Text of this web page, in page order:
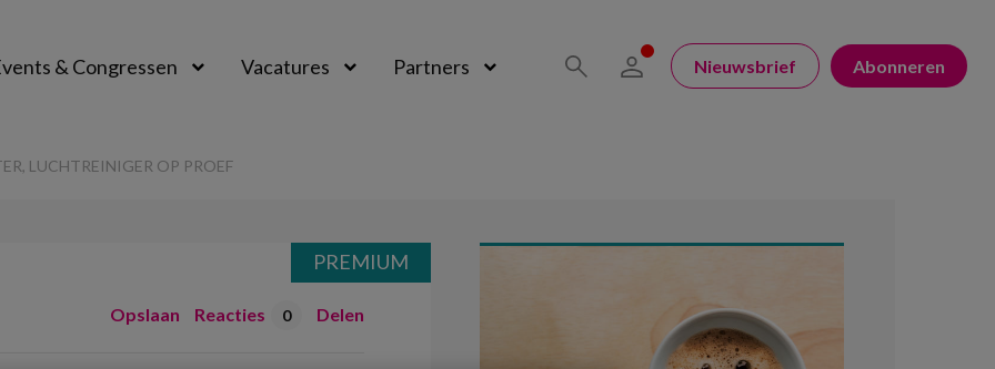
& Congressen Vacatures Partners Nieuwsbrief Abonneren
LUCHTREINIGER OP PROEF
Opslaan Reacties 0 Delen
PREMIUM